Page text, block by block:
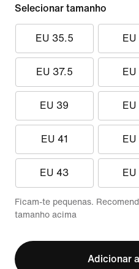
Selecionar tamanho
EU 35.5 EU
EU 37.5
EU 39 EU
EU 41 EU
EU 43
Ficam-te pequenas.
tamanho acima
Adicionar